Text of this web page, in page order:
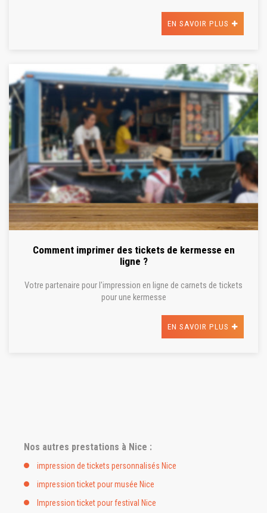
EN SAVOIR PLUS
Comment imprimer des tickets de kermesse en
ligne ?
Votre partenaire pour l'impression en ligne de carnets de tickets
pour une kermesse
EN SAVOIR PLUS
Nos autres prestations à Nice :
impression de tickets personnalisés Nice
impression ticket pour musée Nice
Impression ticket pour festival Nice